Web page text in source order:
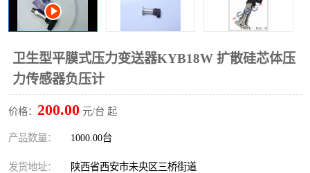
卫生型平膜式压力变送器KYB18W 扩散硅芯体压
力传感器负压计
价格： 200.00 元/台 起
产品数量： 1000.00台
发货地址： 陕西省西安市未央区三桥街道